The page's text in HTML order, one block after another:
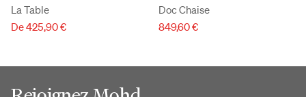
La Table
De 425,90 €
Doc Chaise
849,60 €